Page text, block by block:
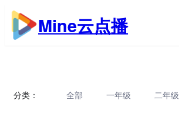
跳
至
内
Mine云点播
分类： 全部 一年级 二年级